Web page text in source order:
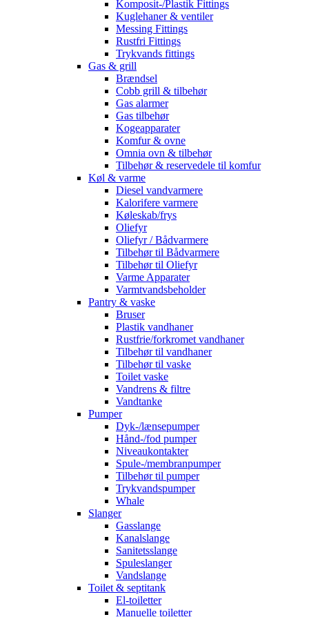
Komposit-/Plastik Fittings
Kuglehaner & ventiler
Messing Fittings
Rustfri Fittings
Trykvands fittings
Gas & grill
Brændsel
Cobb grill & tilbehør
Gas alarmer
Gas tilbehør
Kogeapparater
Komfur & ovne
Omnia ovn & tilbehør
Tilbehør & reservedele til komfur
Køl & varme
Diesel vandvarmere
Kalorifere varmere
Køleskab/frys
Oliefyr
Oliefyr / Bådvarmere
Tilbehør til Bådvarmere
Tilbehør til Oliefyr
Varme Apparater
Varmtvandsbeholder
Pantry & vaske
Bruser
Plastik vandhaner
Rustfrie/forkromet vandhaner
Tilbehør til vandhaner
Tilbehør til vaske
Toilet vaske
Vandrens & filtre
Vandtanke
Pumper
Dyk-/lænsepumper
Hånd-/fod pumper
Niveaukontakter
Spule-/membranpumper
Tilbehør til pumper
Trykvandspumper
Whale
Slanger
Gasslange
Kanalslange
Sanitetsslange
Spuleslanger
Vandslange
Toilet & septitank
El-toiletter
Manuelle toiletter